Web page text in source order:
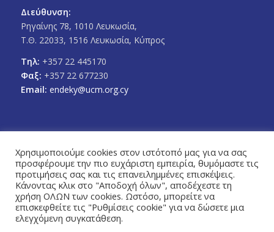
Διεύθυνση:
Ρηγαίνης 78, 1010 Λευκωσία,
Τ.Θ. 22033, 1516 Λευκωσία, Κύπρος
Τηλ: +357 22 445170
Φαξ: +357 22 677230
Email: endeky@ucm.org.cy
FOLLOW US
Facebook
Twitter
Χρησιμοποιούμε cookies στον ιστότοπό μας για να σας
προσφέρουμε την πιο ευχάριστη εμπειρία, θυμόμαστε τις
προτιμήσεις σας και τις επανειλημμένες επισκέψεις.
Κάνοντας κλικ στο "Αποδοχή όλων", αποδέχεστε τη
χρήση ΟΛΩΝ των cookies. Ωστόσο, μπορείτε να
επισκεφθείτε τις "Ρυθμίσεις cookie" για να δώσετε μια
ελεγχόμενη συγκατάθεση.